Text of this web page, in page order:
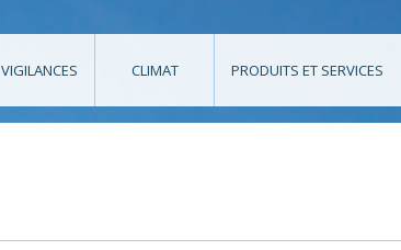
VIGILANCES CLIMAT PRODUITS ET SERVICES